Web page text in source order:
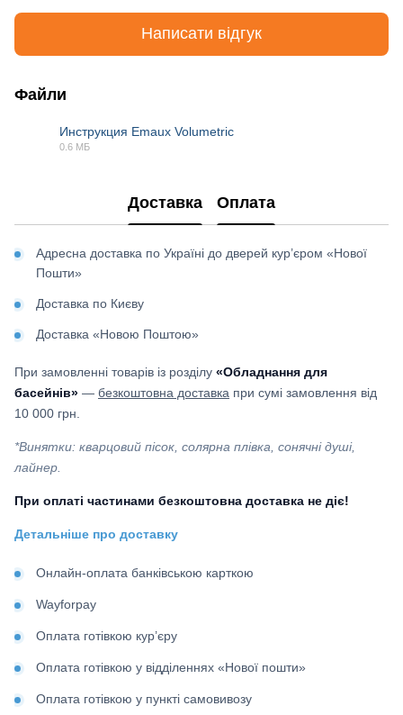
Написати відгук
Файли
Инструкция Emaux Volumetric
0.6 МБ
Доставка Оплата
Адресна доставка по Україні до дверей кур’єром «Нової
Пошти»
Доставка по Києву
Доставка «Новою Поштою»
При замовленні товарів із розділу «Обладнання для
басейнів» — безкоштовна доставка при сумі замовлення від
10 000 грн.
*Винятки: кварцовий пісок, солярна плівка, сонячні душі,
лайнер.
При оплаті частинами безкоштовна доставка не діє!
Детальніше про доставку
Онлайн-оплата банківською карткою
Wayforpay
Оплата готівкою кур’єру
Оплата готівкою у відділеннях «Нової пошти»
Оплата готівкою у пункті самовивозу